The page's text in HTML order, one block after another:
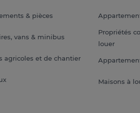
& pièces
vans & minibus
agricoles et de chantier
Propriétés
louer
Maisons à